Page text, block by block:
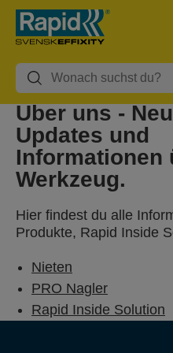
Über uns -
Updates und
Informationen
Werkzeug.
Hier findest du alle
Produkte, Rapid Inside
Nieten
PRO Nagler
Rapid Inside Solution